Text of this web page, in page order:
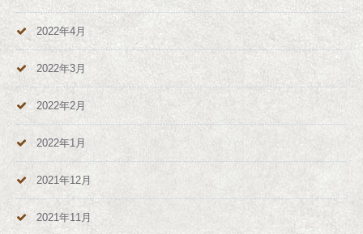
2022年4月
2022年3月
2022年2月
2022年1月
2021年12月
2021年11月